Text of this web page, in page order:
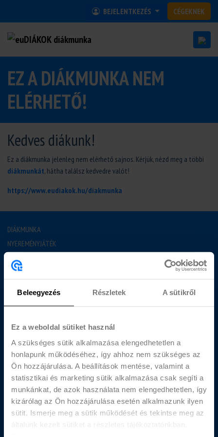
Beleegyezés Részletek A sütikről
Ez a weboldal sütiket használ
A szükséges sütik alkalmazása elengedhetetlen a
honlapunk működéséhez, így ahhoz nem szükséges az
Ön hozzájárulása. A beállítások mentése, valamint a
statisztikai és marketing sütik alkalmazása csak segíti a
munkánkat, de azok használata nem elengedhetetlen, így
kizárólag az Ön hozzájárulása esetén alkalmazunk ilyen
sütit. Ismerje meg a sütik működését és tekintse meg az
általunk kezelt sütiket a részletes tájékoztatónkban.
BEJELENTKEZÉS CÉGEKNEK
EZ A DIÁKMUNKA NEM
ELÉRHETŐ!
Kedves diákunk!
Ez a diákmunka jelenleg nem elérhető sajnos. Kérjük, nézd meg a többi
diákmunkát, hátha találsz kedvedre valót!
https://www.eudiakok.hu/diakmunka
DIÁKMUNKA
NYEREMÉNYJÁTÉK
GYAKORI KÉRDÉSEK
BLOG
JÓ TUDNI
MUNKAVÁLLALÁS FELTÉTELEI
RÓLUNK
BEMUTATKOZUNK
KAPCSOLAT
DIÁKOKNAK
CÉGEKNEK